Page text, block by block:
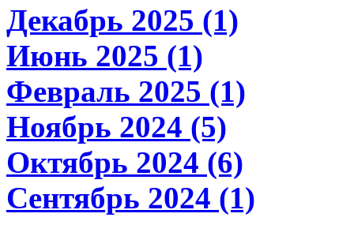
Декабрь 2025 (1)
Июнь 2025 (1)
Февраль 2025 (1)
Ноябрь 2024 (5)
Октябрь 2024 (6)
Сентябрь 2024 (1)